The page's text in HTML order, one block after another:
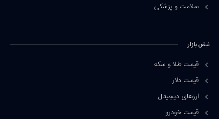
سلامت و پزشکی
نبض بازار
قیمت طلا و سکه
قیمت دلار
ارزهای دیجیتال
قیمت خودرو